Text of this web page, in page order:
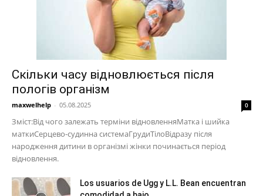
Скільки часу відновлюється після
пологів організм
maxwelhelp - 05.08.2025 0
Зміст:Від чого залежать терміни відновленняМатка і шийка
маткиСерцево-судинна системаГрудиТілоВідразу після
народження дитини в організмі жінки починається період
відновлення.
Los usuarios de Ugg y L.L. Bean encuentran